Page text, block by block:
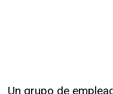
Un grupo de